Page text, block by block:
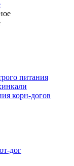
питания
корн-догов
дог